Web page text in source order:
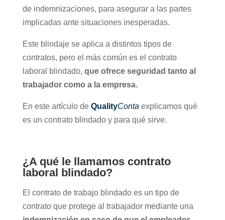
de indemnizaciones, para asegurar a las partes
implicadas ante situaciones inesperadas.
Este blindaje se aplica a distintos tipos de
contratos, pero el más común es el contrato
laboral blindado, que ofrece seguridad tanto al
trabajador como a la empresa.
En este artículo de QualityConta explicamos qué
es un contrato blindado y para qué sirve.
¿A qué le llamamos contrato
laboral blindado?
El contrato de trabajo blindado es un tipo de
contrato que protege al trabajador mediante una